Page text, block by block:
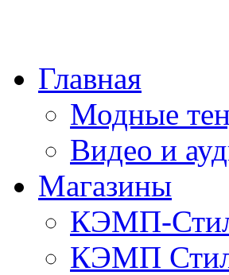
Главная
Модные
Видео и
Магазины
КЭМП-
КЭМП